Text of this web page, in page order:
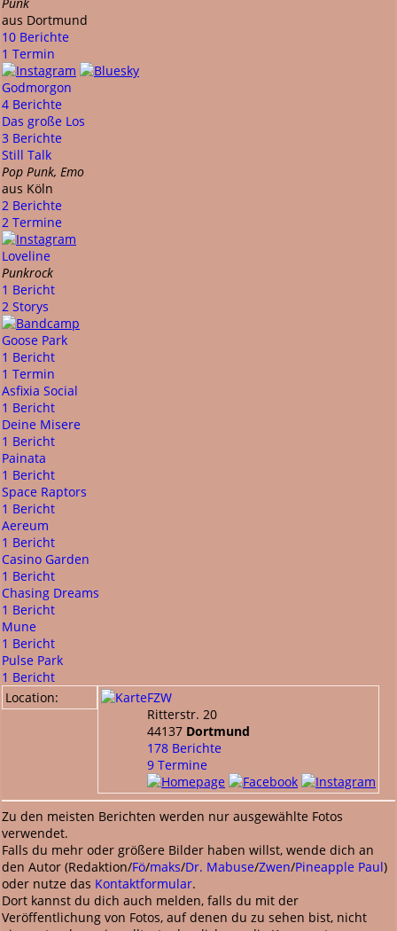
aus Dortmund
10 Berichte
1 Termin
Godmorgon
4 Berichte
Das große Los
3 Berichte
Still Talk
Pop Punk, Emo
aus Köln
2 Berichte
2 Termine
Loveline
Punkrock
1 Bericht
2 Storys
Goose Park
1 Bericht
1 Termin
Asfixia Social
1 Bericht
Deine Misere
1 Bericht
Painata
1 Bericht
Space Raptors
1 Bericht
Aereum
1 Bericht
Casino Garden
1 Bericht
Chasing Dreams
1 Bericht
Mune
1 Bericht
Pulse Park
1 Bericht
Location:
FZW
Ritterstr. 20
44137 Dortmund
178 Berichte
9 Termine
Zu den meisten Berichten werden nur ausgewählte Fotos
verwendet.
Falls du mehr oder größere Bilder haben willst, wende dich an
den Autor (Redaktion/Fö/maks/Dr. Mabuse/Zwen/Pineapple Paul)
oder nutze das Kontaktformular.
Dort kannst du dich auch melden, falls du mit der
Veröffentlichung von Fotos, auf denen du zu sehen bist, nicht